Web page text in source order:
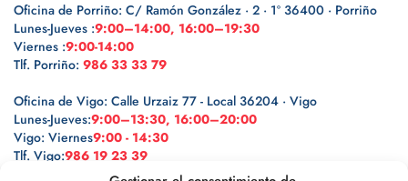
Oficina de Porriño: C/ Ramón González · 2 · 1º 36400 · Porriño
Lunes-Jueves :9:00–14:00, 16:00–19:30
Viernes :9:00-14:00
Tlf. Porriño: 986 33 33 79
Oficina de Vigo: Calle Urzaiz 77 - Local 36204 · Vigo
Lunes-Jueves:9:00–13:30, 16:00–20:00
Vigo: Viernes9:00 - 14:30
Tlf. Vigo:986 19 23 39